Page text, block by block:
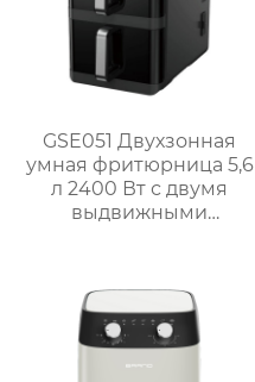
GSE051 Двухзонная
умная фритюрница 5,6
л 2400 Вт с двумя
выдвижными